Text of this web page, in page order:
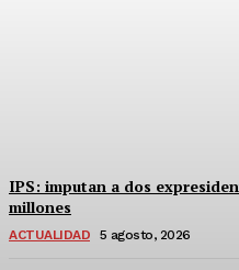
IPS: imputan a dos
millones
ACTUALIDAD 5 agosto, 2026